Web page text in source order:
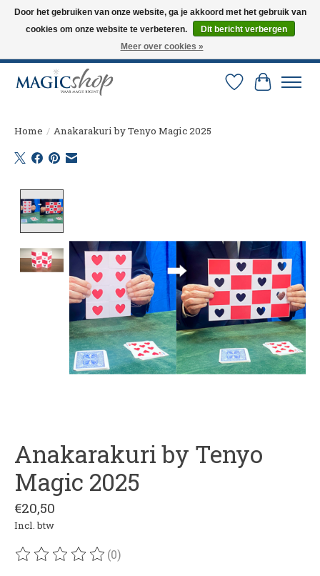
Altijd de nieuwste trucs op voorraad. Snelle verzending via PostNL en DHL.
Langskomen in onze winkel? Bel of mail om een afspraak te maken. 0251-
Verlanglijst
Home / Anakarakuri by Tenyo Magic 2025
Anakarakuri by Tenyo
Magic 2025
€20,50
Incl. btw
De beoordeling van dit product is
(0)
Door het gebruiken van onze website, ga je akkoord met het gebruik van
cookies om onze website te verbeteren.
Dit bericht verbergen
Meer over cookies »